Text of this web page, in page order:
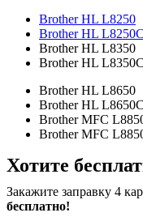
Brother HL L8250
Brother HL
Brother HL L8350
Brother HL
Brother HL L8650
Brother HL
Brother MFC
Brother MFC
Хотите
Закажите заправку 4
бесплатно!